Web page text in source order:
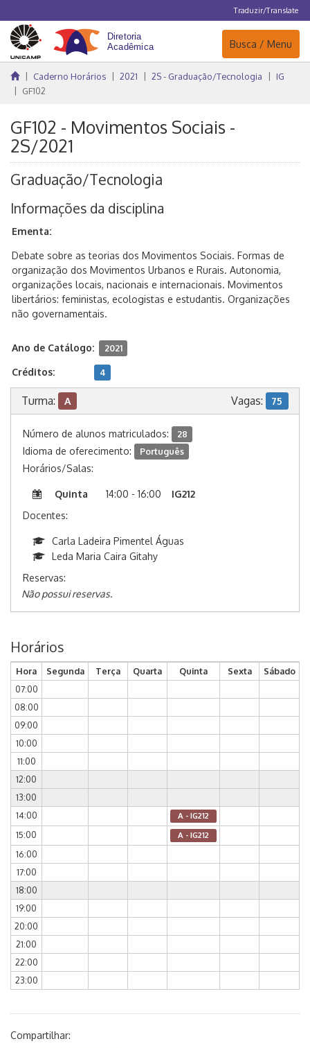
Traduzir/Translate
Navegação
Busca / Menu
Caderno Horários 2021 2S - Graduação/Tecnologia
IG
GF102
GF102 - Movimentos Sociais -
2S/2021
Graduação/Tecnologia
Informações da disciplina
Ementa:
Debate sobre as teorias dos Movimentos Sociais. Formas de
organização dos Movimentos Urbanos e Rurais. Autonomia,
organizações locais, nacionais e internacionais. Movimentos
libertários: feministas, ecologistas e estudantis. Organizações
não governamentais.
Ano de Catálogo: 2021
Créditos: 4
Turma: A Vagas: 75
Número de alunos matriculados: 28
Idioma de oferecimento: Português
Horários/Salas:
Quinta 14:00 - 16:00
IG212
Docentes:
Carla Ladeira Pimentel Águas
Leda Maria Caira Gitahy
Reservas:
Não possui reservas.
Horários
Hora Segunda Terça Quarta Quinta Sexta
Sábado
07:00
08:00
09:00
10:00
11:00
12:00
13:00
14:00
A - IG212
15:00 A - IG212
16:00
17:00
18:00
19:00
20:00
21:00
22:00
23:00
Compartilhar: